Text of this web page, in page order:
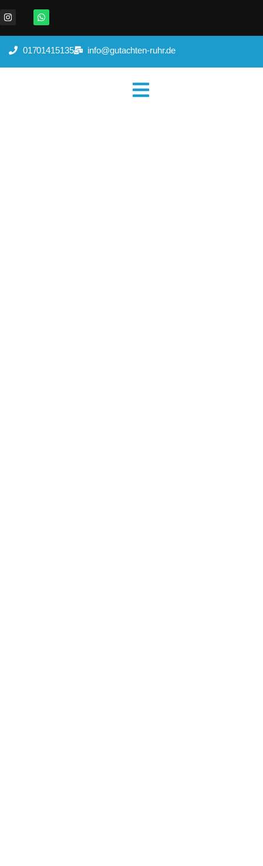
01701415135 info@gutachten-ruhr.de